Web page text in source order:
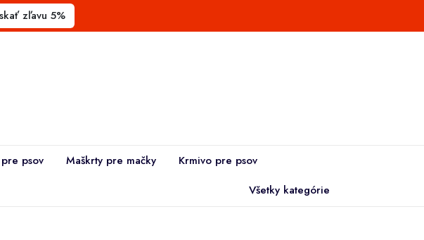
zľavu 5%
psov Maškrty pre mačky
Krmivo pre psov
Všetky kategórie